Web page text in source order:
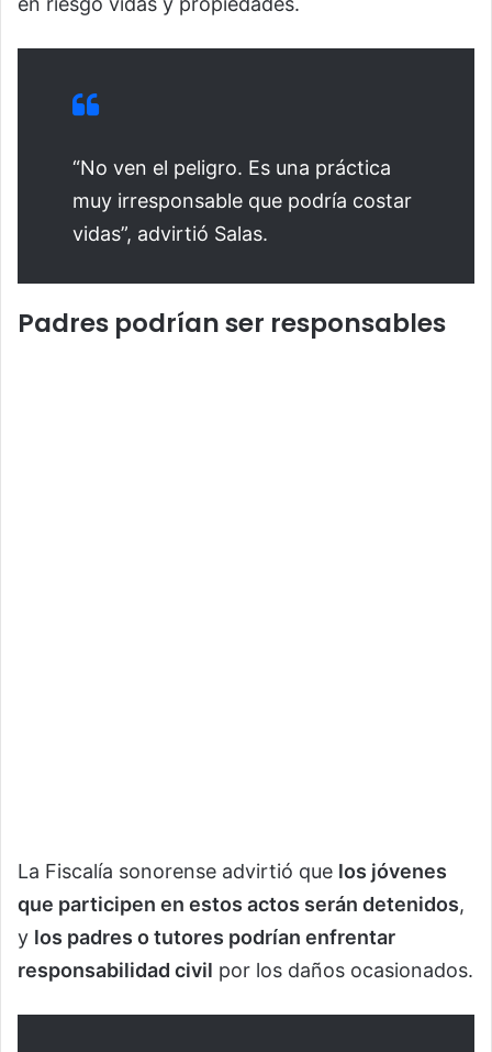
“No ven el peligro. Es una práctica
muy irresponsable que podría costar
vidas”, advirtió Salas.
Padres podrían ser responsables
La Fiscalía sonorense advirtió que los jóvenes
que participen en estos actos serán detenidos,
y los padres o tutores podrían enfrentar
responsabilidad civil por los daños ocasionados.